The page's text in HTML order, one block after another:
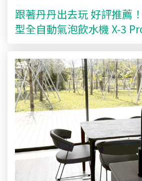
跟著丹丹出去玩 好評推薦
型全自動氣泡飲水機 X-3